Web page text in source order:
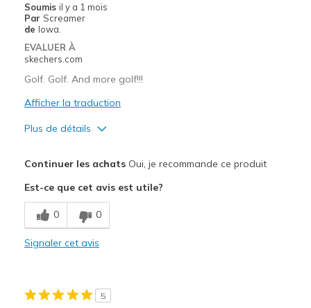
Soumis il y a 1 mois
Par Screamer
de Iowa.
EVALUER À
skechers.com
Golf. Golf. And more golf!!!
Afficher la traduction
Plus de détails
Stylish
Width
Sizing
Continuer les achatsOui, je recommande ce produit
Est-ce que cet avis est utile?
0 0
Signaler cet avis
5